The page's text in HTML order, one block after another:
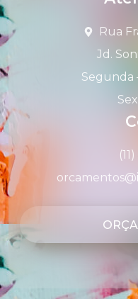
Rua
Jd.
Segunda